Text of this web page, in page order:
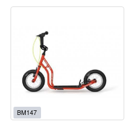
BM147